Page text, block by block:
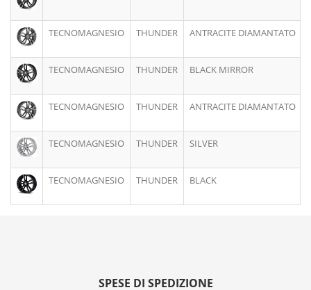
TECNOMAGNESIO THUNDER ANTRACITE DIAMANTATO
TECNOMAGNESIO THUNDER BLACK MIRROR
TECNOMAGNESIO THUNDER ANTRACITE DIAMANTATO
TECNOMAGNESIO THUNDER SILVER
TECNOMAGNESIO THUNDER BLACK
SPESE DI SPEDIZIONE